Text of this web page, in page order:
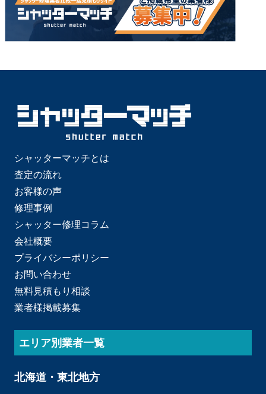
シャッターマッチとは
査定の流れ
お客様の声
修理事例
シャッター修理コラム
会社概要
プライバシーポリシー
お問い合わせ
無料見積もり相談
業者様掲載募集
エリア別業者一覧
北海道・東北地方